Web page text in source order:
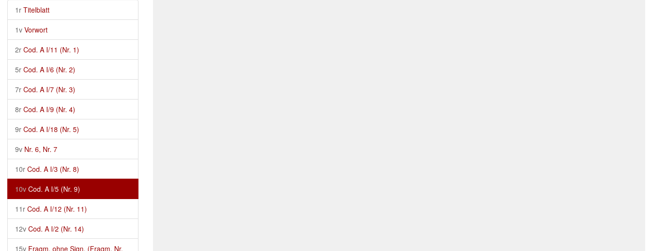
1r Titelblatt
1v Vorwort
2r Cod. A I/11 (Nr. 1)
5r Cod. A I/6 (Nr. 2)
7r Cod. A I/7 (Nr. 3)
8r Cod. A I/9 (Nr. 4)
9r Cod. A I/18 (Nr. 5)
9v Nr. 6, Nr. 7
10r Cod. A I/3 (Nr. 8)
10v Cod. A I/5 (Nr. 9)
11r Cod. A I/12 (Nr. 11)
12v Cod. A I/2 (Nr. 14)
15v Fragm. ohne Sign. (Fragm. Nr.